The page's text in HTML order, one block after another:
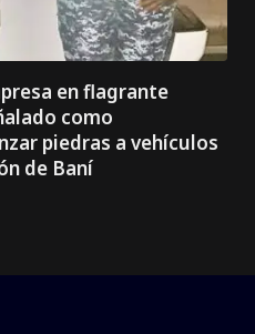
en flagrante
como
piedras a vehículos
de Baní